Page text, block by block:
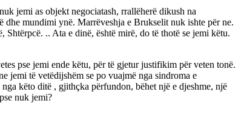
jemi as objekt negociatash, rrallëherë dikush na
mundimi ynë. Marrëveshja e Brukselit nuk ishte për ne.
.. Ata e dinë, është mirë, do të thotë se jemi këtu.
pse jemi ende këtu, për të gjetur justifikim për veten tonë.
jemi të vetëdijshëm se po vuajmë nga sindroma e
këto ditë , gjithçka përfundon, bëhet një e djeshme, një
nuk jemi?